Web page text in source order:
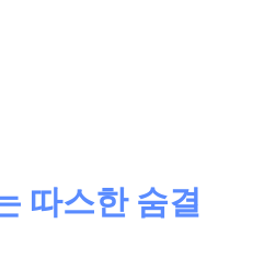
따스한 숨결